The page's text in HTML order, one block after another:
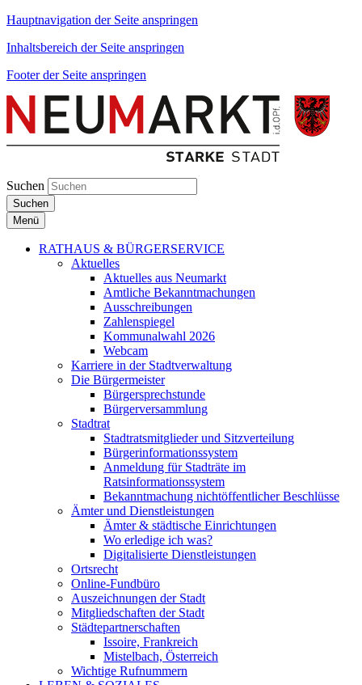
Hauptnavigation der Seite anspringen
Inhaltsbereich der Seite anspringen
Footer der Seite anspringen
Suchen
Suchen
Menü
RATHAUS & BÜRGERSERVICE
Aktuelles
Aktuelles aus Neumarkt
Amtliche Bekanntmachungen
Ausschreibungen
Zahlenspiegel
Kommunalwahl 2026
Webcam
Karriere in der Stadtverwaltung
Die Bürgermeister
Bürgersprechstunde
Bürgerversammlung
Stadtrat
Stadtratsmitglieder und Sitzverteilung
Bürgerinformationssystem
Anmeldung für Stadträte im
Ratsinformationssystem
Bekanntmachung nichtöffentlicher Beschlüsse
Ämter und Dienstleistungen
Ämter & städtische Einrichtungen
Wo erledige ich was?
Digitalisierte Dienstleistungen
Ortsrecht
Online-Fundbüro
Auszeichnungen der Stadt
Mitgliedschaften der Stadt
Städtepartnerschaften
Issoire, Frankreich
Mistelbach, Österreich
Wichtige Rufnummern